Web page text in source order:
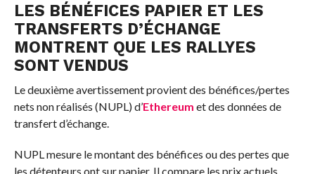
LES BÉNÉFICES PAPIER ET LES
TRANSFERTS D’ÉCHANGE
MONTRENT QUE LES RALLYES
SONT VENDUS
Le deuxième avertissement provient des bénéfices/pertes
nets non réalisés (NUPL) d’Ethereum et des données de
transfert d’échange.
NUPL mesure le montant des bénéfices ou des pertes que
les détenteurs ont sur papier. Il compare les prix actuels